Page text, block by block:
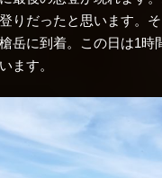
りだったと思います。
岳に到着。この日は1時
ます。